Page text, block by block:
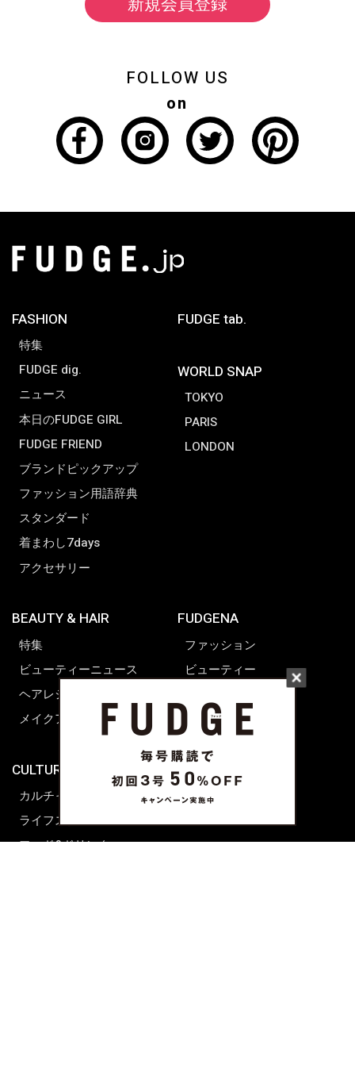
FOLLOW US
on
FASHION
特集
FUDGE dig.
ニュース
本日のFUDGE GIRL
FUDGE FRIEND
ブランドピックアップ
ファッション用語辞典
スタンダード
着まわし7days
アクセサリー
FUDGE tab.
WORLD SNAP
TOKYO
PARIS
LONDON
BEAUTY & HAIR
特集
ビューティーニュース
ヘアレシピ ストーリーズ
メイクアップティップス
CULTURE & LIFE
カルチャー
ライフスタイル
フード&ドリンク
FUDGENA
ファッション
ビューティー
ライフスタイル